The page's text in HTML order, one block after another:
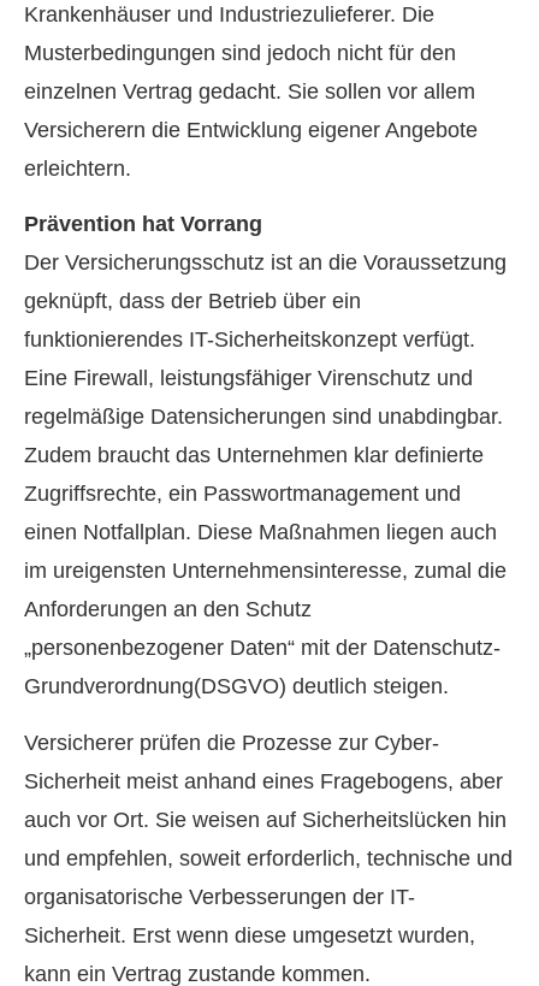
Krankenhäuser und Industriezulieferer. Die
Musterbedingungen sind jedoch nicht für den
einzelnen Vertrag gedacht. Sie sollen vor allem
Versicherern die Entwicklung eigener Angebote
erleichtern.
Prävention hat Vorrang
Der Versicherungsschutz ist an die Voraussetzung
geknüpft, dass der Betrieb über ein
funktionierendes IT-Sicherheitskonzept verfügt.
Eine Firewall, leistungsfähiger Virenschutz und
regelmäßige Datensicherungen sind unabdingbar.
Zudem braucht das Unternehmen klar definierte
Zugriffsrechte, ein Passwortmanagement und
einen Notfallplan. Diese Maßnahmen liegen auch
im ureigensten Unternehmensinteresse, zumal die
Anforderungen an den Schutz
„personenbezogener Daten“ mit der Datenschutz-
Grundverordnung(DSGVO) deutlich steigen.
Versicherer prüfen die Prozesse zur Cyber-
Sicherheit meist anhand eines Fragebogens, aber
auch vor Ort. Sie weisen auf Sicherheitslücken hin
und empfehlen, soweit erforderlich, technische und
organisatorische Verbesserungen der IT-
Sicherheit. Erst wenn diese umgesetzt wurden,
kann ein Vertrag zustande kommen.